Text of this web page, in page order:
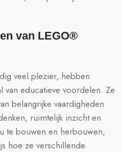
van LEGO®
veel plezier, hebben
educatieve voordelen. Ze
belangrijke vaardigheden
ruimtelijk inzicht en
te bouwen en herbouwen,
hoe ze verschillende